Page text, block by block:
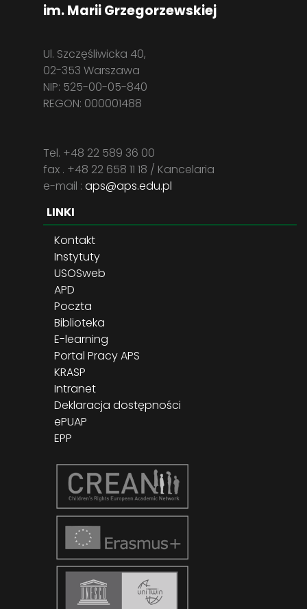
im. Marii Grzegorzewskiej
Ul. Szczęśliwicka 40,
02-353 Warszawa
NIP: 525-00-05-840
REGON: 000001488
Tel. +48 22 589 36 00
fax . +48 22 658 11 18 / Kancelaria
e-mail : aps@aps.edu.pl
LINKI
Kontakt
Instytuty
USOSweb
APD
Poczta
Biblioteka
E-learning
Portal Pracy APS
KRASP
Intranet
Deklaracja dostępności
ePUAP
EPP